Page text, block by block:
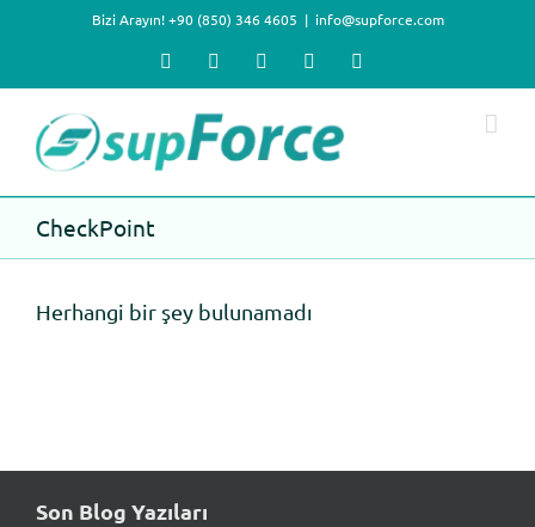
Bizi Arayın! +90 (850) 346 4605 | info@supforce.com
Facebook LinkedInYouTube
CheckPoint
Herhangi bir şey bulunamadı
Son Blog Yazıları